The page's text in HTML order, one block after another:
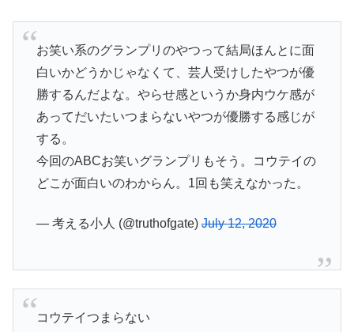
お笑い系のグランプリのやつって結局ほんとに面
白いかどうかじゃなくて、芸人受けしたやつが優
勝するんだよな。やらせ感というか身内ウケ感が
あってだいたいつまらないやつが優勝する感じが
する。
今回のABCお笑いグランプリもそう。コウテイの
どこが面白いのわからん。1回も笑えなかった。
— 考える小人 (@truthofgate)July 12, 2020
コウテイつまらない